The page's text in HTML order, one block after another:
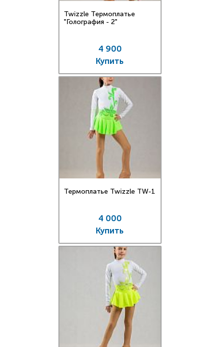
Twizzle Термоплатье
"Голография - 2"
4 900
Купить
Термоплатье Twizzle TW-1
4 000
Купить